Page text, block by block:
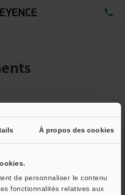
À propos des cookies
de personnaliser le contenu
fonctionnalités relatives aux
totale des fichiers :6.59MB